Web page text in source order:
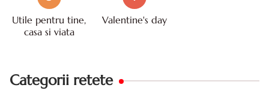
Utile pentru tine,
casa si viata
Valentine's day
Categorii retete